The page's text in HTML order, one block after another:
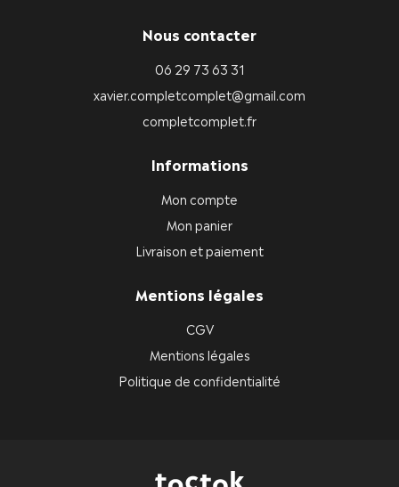
Nous contacter
06 29 73 63 31
xavier.completcomplet@gmail.com
completcomplet.fr
Informations
Mon compte
Mon panier
Livraison et paiement
Mentions légales
CGV
Mentions légales
Politique de confidentialité